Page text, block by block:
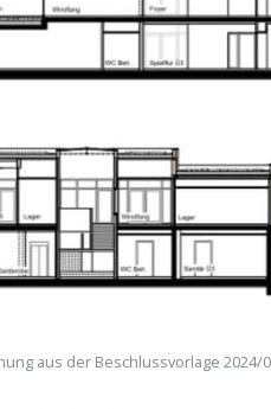
aus der Beschlussvorlage 2024/